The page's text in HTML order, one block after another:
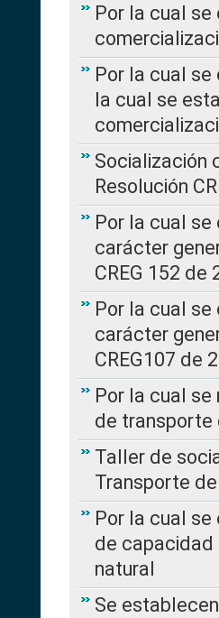
Por la cual
Por la cual se
la cual se
Socialización
Resolución
Por la cual
carácter
CREG 152 de
Por la cual
carácter
CREG107 de
Por la cual
de transporte
Taller de
Transporte
Por la cual
de capacidad
natural
Se